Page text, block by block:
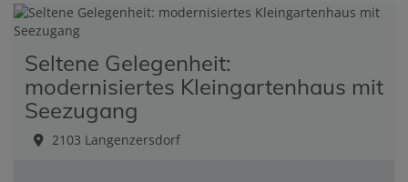
Seltene Gelegenheit:
modernisiertes Kleingartenhaus mit
Seezugang
2103 Langenzersdorf